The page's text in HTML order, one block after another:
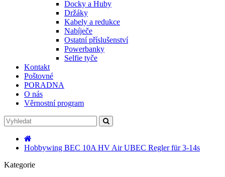
Docky a Huby
Držáky
Kabely a redukce
Nabíječe
Ostatní příslušenství
Powerbanky
Selfie tyče
Kontakt
Poštovné
PORADNA
O nás
Věrnostní program
Hobbywing BEC 10A HV Air UBEC Regler für 3-14s
Kategorie